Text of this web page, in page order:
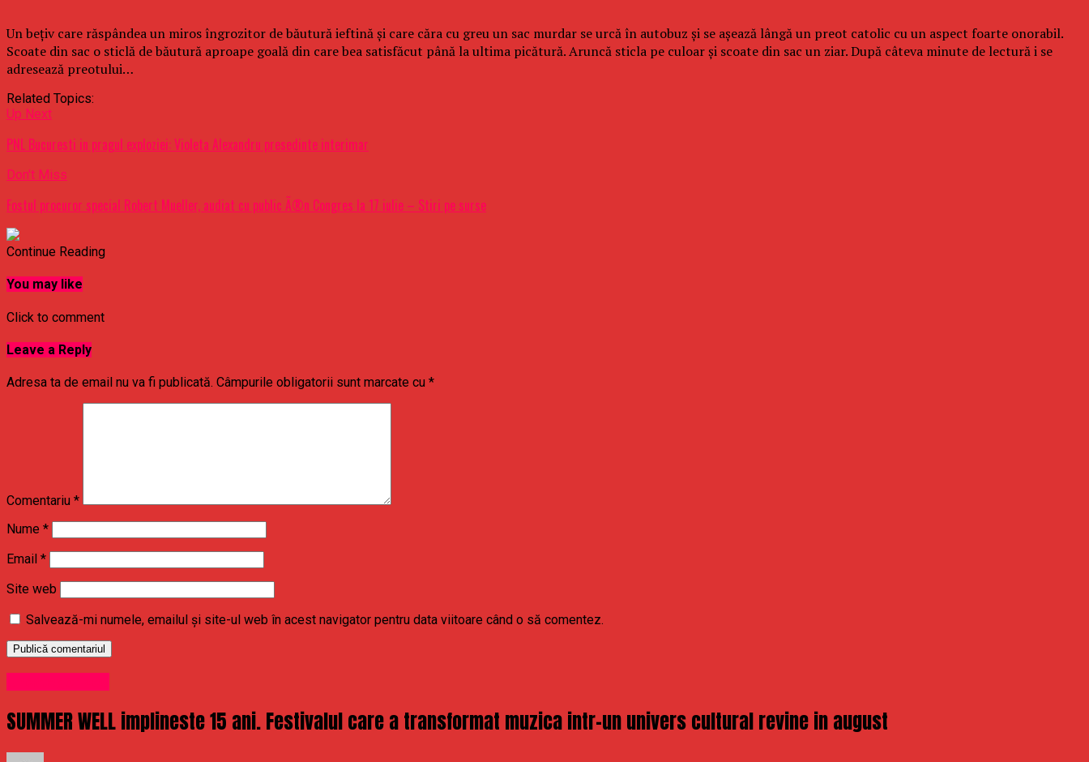
Un bețiv care răspândea un miros îngrozitor de băutură ieftină și care căra cu greu un sac murdar se urcă în autobuz și se așează lângă un preot catolic cu un aspect foarte onorabil.
Scoate din sac o sticlă de băutură aproape goală din care bea satisfăcut până la ultima picătură. Aruncă sticla pe culoar și scoate din sac un ziar. După câteva minute de lectură i se
adresează preotului…
Related Topics:
Up Next
PNL Bucuresti in pragul exploziei: Violeta Alexandru presedinte interimar
Don't Miss
Fostul procuror special Robert Mueller, audiat cu public Ã®n Congres la 17 iulie – Stiri pe surse
Continue Reading
You may like
Click to comment
Leave a Reply
Adresa ta de email nu va fi publicată. Câmpurile obligatorii sunt marcate cu *
Comentariu *
Nume *
Email *
Site web
Salvează-mi numele, emailul și site-ul web în acest navigator pentru data viitoare când o să comentez.
SUMMER WELL implineste 15 ani. Festivalul care a transformat muzica intr-un univers cultural revine in august